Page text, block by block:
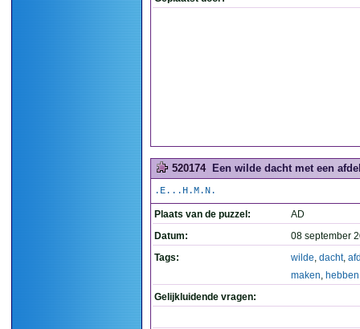
520174 Een wilde dacht met een
.E...H.M.N.
Plaats van de puzzel:
AD
Datum:
08 september
Tags:
wilde, dacht,
maken, hebben
Gelijkluidende vragen: